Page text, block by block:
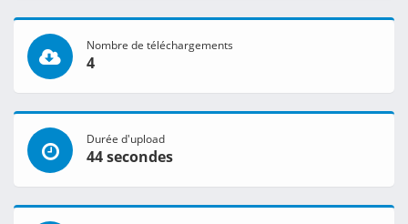
Nombre de téléchargements
4
Durée d'upload
44 secondes